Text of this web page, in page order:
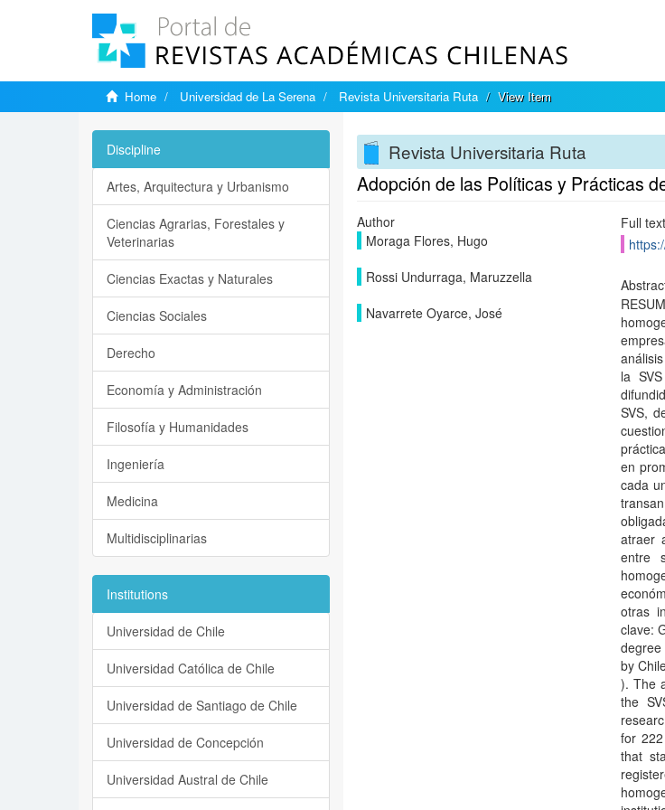
Home Universidad de La Serena Revista Universitaria Ruta View Item
Revista Universitaria Ruta
Adopción de las Políticas y Prácticas
Author
Moraga Flores, Hugo
Rossi Undurraga, Maruzzella
Navarrete Oyarce, José
Full text
la
SVS,
en
cada
atraer
entre
otras
clave:
by
). The
the
for
that
Discipline
Artes, Arquitectura y Urbanismo
Ciencias Agrarias, Forestales y
Veterinarias
Ciencias Exactas y Naturales
Ciencias Sociales
Derecho
Economía y Administración
Filosofía y Humanidades
Ingeniería
Medicina
Multidisciplinarias
Institutions
Universidad de Chile
Universidad Católica de Chile
Universidad de Santiago de Chile
Universidad de Concepción
Universidad Austral de Chile